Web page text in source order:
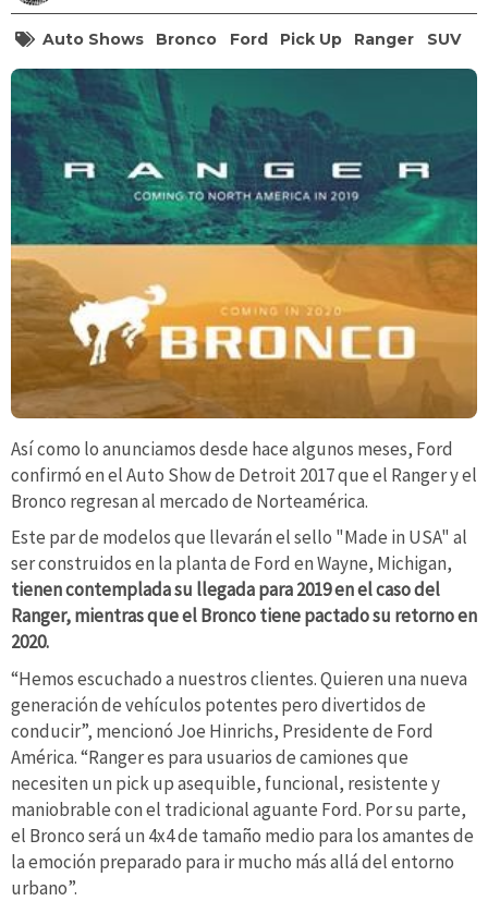
Auto Shows Bronco Ford Pick Up Ranger SUV
Así como lo anunciamos desde hace algunos meses, Ford
confirmó en el Auto Show de Detroit 2017 que el Ranger y el
Bronco regresan al mercado de Norteamérica.
Este par de modelos que llevarán el sello "Made in USA" al
ser construidos en la planta de Ford en Wayne, Michigan,
tienen contemplada su llegada para 2019 en el caso del
Ranger, mientras que el Bronco tiene pactado su retorno en
2020.
“Hemos escuchado a nuestros clientes. Quieren una nueva
generación de vehículos potentes pero divertidos de
conducir”, mencionó Joe Hinrichs, Presidente de Ford
América. “Ranger es para usuarios de camiones que
necesiten un pick up asequible, funcional, resistente y
maniobrable con el tradicional aguante Ford. Por su parte,
el Bronco será un 4x4 de tamaño medio para los amantes de
la emoción preparado para ir mucho más allá del entorno
urbano”.